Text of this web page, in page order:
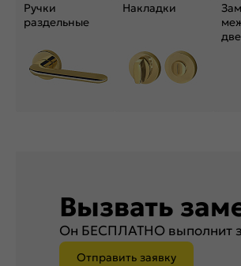
Ручки
раздельные
Накладки
Вызвать
Он БЕСПЛАТНО выполнит
Отправить заявку